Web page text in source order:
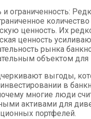
и ограниченность:
ценность. Их
ценность
рынка
объектом для
выгоды,
в
многие люди
активами для
портфелей.